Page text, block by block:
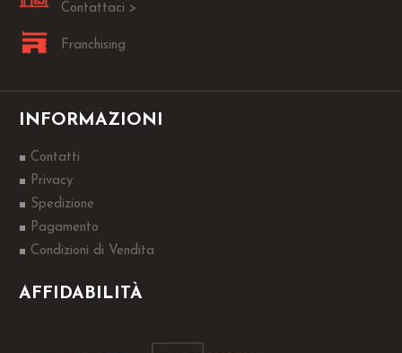
Contattaci >
Franchising
INFORMAZIONI
Contatti
Privacy
Spedizione
Pagamento
Condizioni di Vendita
AFFIDABILITÀ